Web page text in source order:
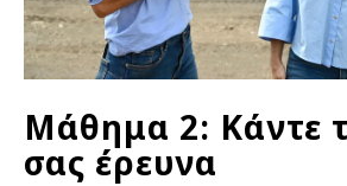
Μάθημα 2: Κάντε
σας έρευνα